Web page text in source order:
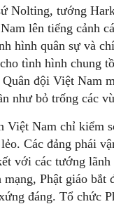
Nolting, tướng
lên tiếng cảnh
hình quân sự và
tình hình chung
đội Việt Nam
như bỏ trống các
Việt Nam chỉ kiểm
Các đảng phái
với các tướng
Phật giáo
đáng. Tổ chức